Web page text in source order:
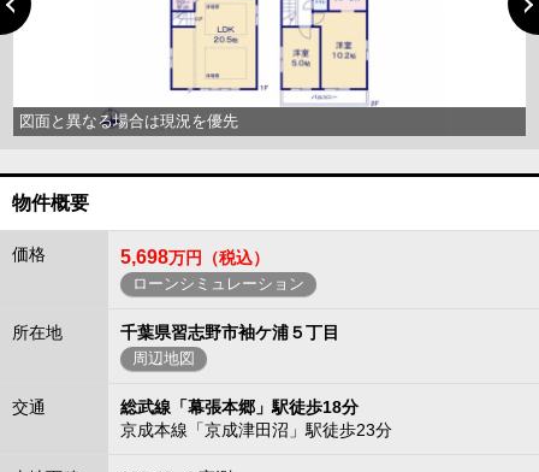
図面と異なる場合は現況を優先
物件概要
価格 5,698万円（税込）
ローンシミュレーション
所在地 千葉県習志野市袖ケ浦５丁目
周辺地図
交通
総武線「幕張本郷」駅徒歩18分
京成本線「京成津田沼」駅徒歩23分